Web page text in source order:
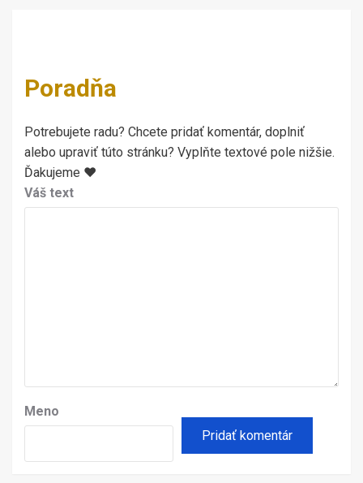
Poradňa
Potrebujete radu? Chcete pridať komentár, doplniť
alebo upraviť túto stránku? Vyplňte textové pole nižšie.
Ďakujeme ♥
Váš text
Meno